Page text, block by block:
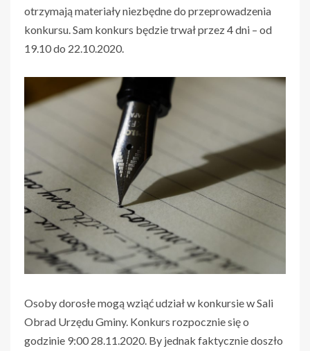
otrzymają materiały niezbędne do przeprowadzenia
konkursu. Sam konkurs będzie trwał przez 4 dni – od
19.10 do 22.10.2020.
Osoby dorosłe mogą wziąć udział w konkursie w Sali
Obrad Urzędu Gminy. Konkurs rozpocznie się o
godzinie 9:00 28.11.2020. By jednak faktycznie doszło